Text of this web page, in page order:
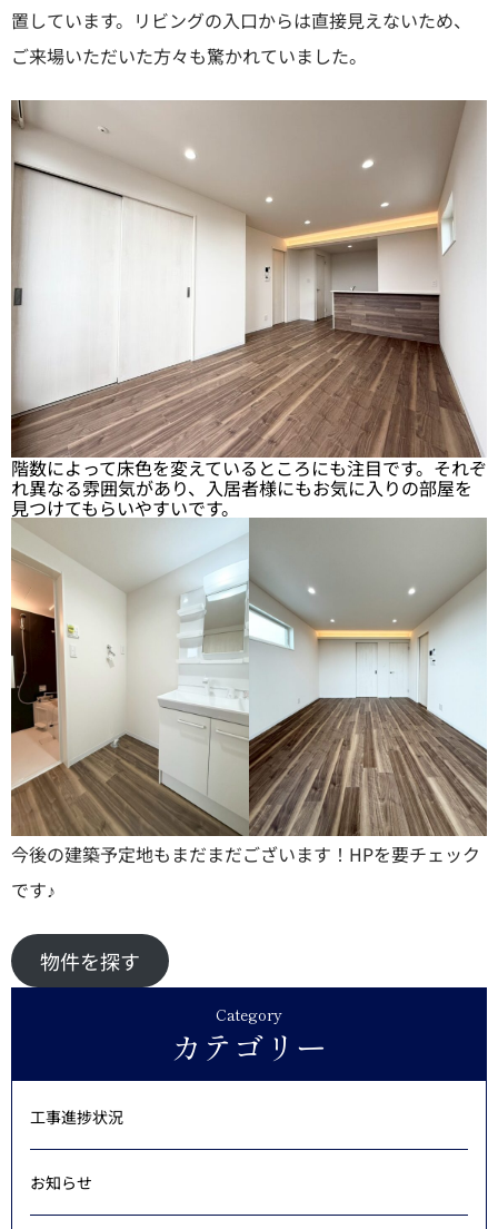
置しています。リビングの入口からは直接見えないため、
ご来場いただいた方々も驚かれていました。
階数によって床色を変えているところにも注目です。それぞ
れ異なる雰囲気があり、入居者様にもお気に入りの部屋を
見つけてもらいやすいです。
今後の建築予定地もまだまだございます！HPを要チェック
です♪
物件を探す
Category
カテゴリー
工事進捗状況
お知らせ